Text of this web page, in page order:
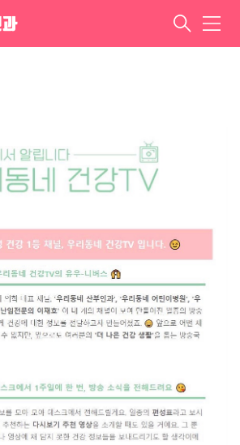
메
뉴
작!! 2021-07-08